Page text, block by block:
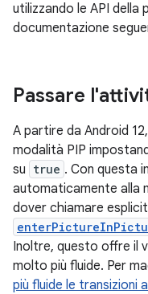
utilizzando le API
documentazione
Passare
A partire da Android
modalità PIP
su true . Con questa
automaticamente alla
dover chiamare
Inoltre, questo offre il
molto più fluide. Per
più fluide le transizioni